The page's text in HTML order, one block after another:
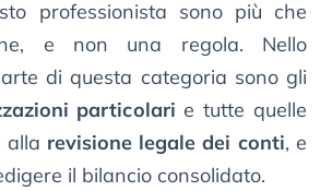
professionista sono più che
e non una regola. Nello
di questa categoria sono gli
particolari e tutte quelle
alla revisione legale dei conti, e
il bilancio consolidato.